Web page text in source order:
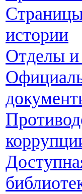
истории
Отделы и